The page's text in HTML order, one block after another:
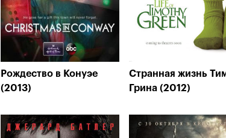
Рождество в Конуэе
(2013)
Странная жизнь
Грина (2012)